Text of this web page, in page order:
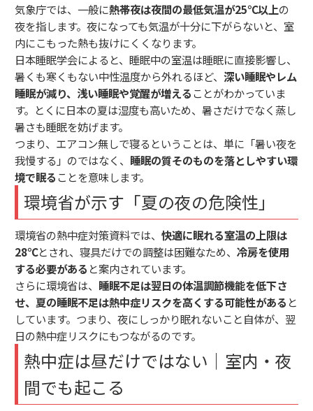
気象庁では、一般に熱帯夜は夜間の最低気温が25℃以上の
夜を指します。夜になっても気温が十分に下がらないと、室
内にこもった熱も抜けにくくなります。
日本睡眠学会によると、睡眠中の室温は睡眠に直接影響し、
暑くも寒くもない中性温度から外れるほど、 深い睡眠やレム
睡眠が減り、浅い睡眠や覚醒が増える ことがわかっていま
す。とくに日本の夏は湿度も高いため、暑さだけでなく蒸し
暑さも睡眠を妨げます。
つまり、エアコン無しで寝るということは、単に「暑い夜を
我慢する」のではなく、 睡眠の質そのものを落としやすい環
境で眠る ことを意味します。
環境省が示す「夏の夜の危険性」
環境省の熱中症対策資料では、 快適に眠れる室温の上限は
28℃とされ、寝具だけでの調整は困難なため、 冷房を使用
する必要がある と案内されています。
さらに環境省は、 睡眠不足は翌日の体温調節機能を低下さ
せ、夏の睡眠不足は熱中症リスクを高くする可能性がある と
しています。つまり、夜にしっかり眠れないこと自体が、翌
日の熱中症リスクにもつながるのです。
熱中症は昼だけではない｜室内・夜
間でも起こる